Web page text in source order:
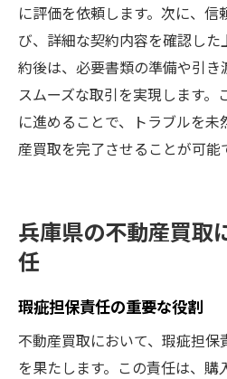
に評価を依頼します。次に、
び、詳細な契約内容を確認し
約後は、必要書類の準備や引き
スムーズな取引を実現します。
に進めることで、トラブルを
産買取を完了させることが可能
兵庫県の不動産買取
任
瑕疵担保責任の重要な役割
不動産買取において、瑕疵担
を果たします。この責任は、